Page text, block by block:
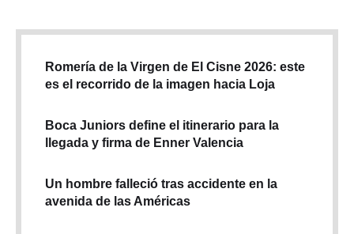
Romería de la Virgen de El Cisne 2026: este
es el recorrido de la imagen hacia Loja
Boca Juniors define el itinerario para la
llegada y firma de Enner Valencia
Un hombre falleció tras accidente en la
avenida de las Américas